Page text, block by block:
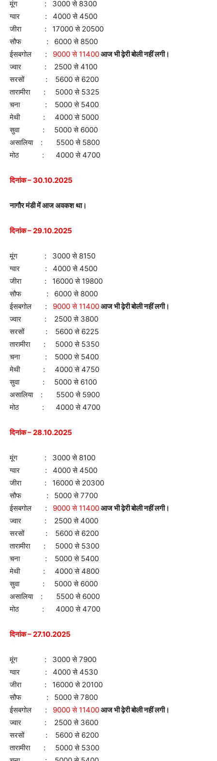
मूंग : 3000 से 8300
ग्वार : 4000 से 4500
जीरा : 17000 से 20500
सौफ : 6000 से 8500
ईसबगोल : 9000 से 11400आज भी ढ़ेरी बोली नहीं लगी।
ज्वार : 2500 से 4100
सरसों : 5600 से 6200
तारामीरा : 5000 से 5325
चना : 5000 से 5400
मेथी : 4000 से 5000
सुवा : 5000 से 6000
असालिया : 5500 से 5800
मोठ : 4000 से 4700
दिनांक – 30.10.2025
नागौर मंडी में आज अवकश था।
दिनांक – 29.10.2025
मूंग : 3000 से 8150
ग्वार : 4000 से 4500
जीरा : 16000 से 19800
सौफ : 6000 से 8000
ईसबगोल : 9000 से 11400आज भी ढ़ेरी बोली नहीं लगी।
ज्वार : 2500 से 3800
सरसों : 5600 से 6225
तारामीरा : 5000 से 5350
चना : 5000 से 5400
मेथी : 4000 से 4750
सुवा : 5000 से 6100
असालिया : 5500 से 5900
मोठ : 4000 से 4700
दिनांक – 28.10.2025
मूंग : 3000 से 8100
ग्वार : 4000 से 4500
जीरा : 16000 से 20300
सौफ : 5000 से 7700
ईसबगोल : 9000 से 11400आज भी ढ़ेरी बोली नहीं लगी।
ज्वार : 2500 से 4000
सरसों : 5600 से 6200
तारामीरा : 5000 से 5300
चना : 5000 से 5400
मेथी : 4000 से 4800
सुवा : 5000 से 6000
असालिया : 5500 से 6000
मोठ : 4000 से 4700
दिनांक – 27.10.2025
मूंग : 3000 से 7900
ग्वार : 4000 से 4530
जीरा : 16000 से 20100
सौफ : 5000 से 7800
ईसबगोल : 9000 से 11400आज भी ढ़ेरी बोली नहीं लगी।
ज्वार : 2500 से 3600
सरसों : 5600 से 6200
तारामीरा : 5000 से 5300